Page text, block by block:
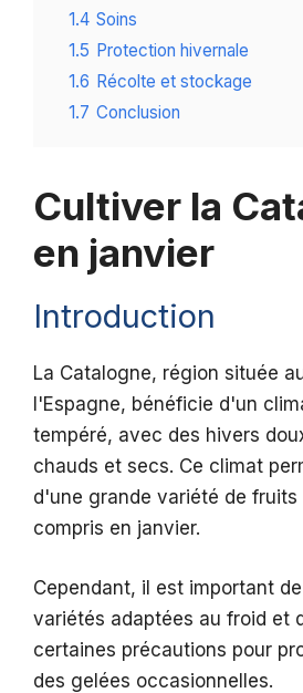
1.4 Soins
1.5 Protection hivernale
1.6 Récolte et stockage
1.7 Conclusion
Cultiver la
en janvier
Introduction
La Catalogne, région située
l'Espagne, bénéficie d'un
tempéré, avec des hivers
chauds et secs. Ce climat
d'une grande variété de
compris en janvier.
Cependant, il est important
variétés adaptées au froid et
certaines précautions pour
des gelées occasionnelles.